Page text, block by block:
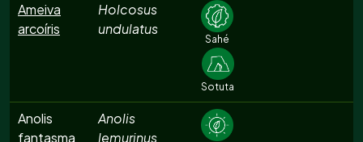
Ameiva
arcoíris
Holcosus
undulatus
Sahé
Sotuta
Anolis
fantasma
Anolis
lemurinus